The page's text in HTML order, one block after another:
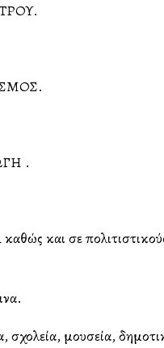
.
και σε
μουσεία,